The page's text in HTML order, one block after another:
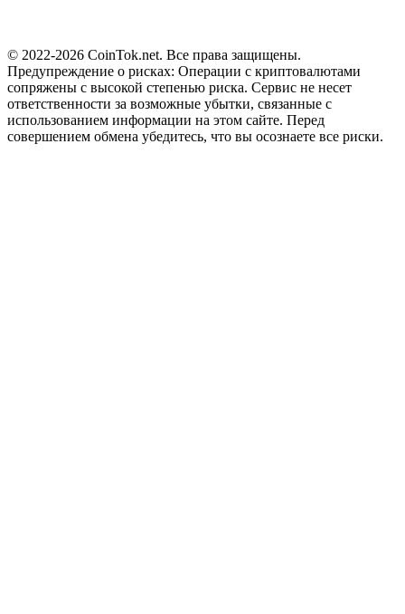
© 2022-2026 CoinTok.net. Все права защищены.
Предупреждение о рисках: Операции с криптовалютами
сопряжены с высокой степенью риска. Сервис не несет
ответственности за возможные убытки, связанные с
использованием информации на этом сайте. Перед
совершением обмена убедитесь, что вы осознаете все риски.